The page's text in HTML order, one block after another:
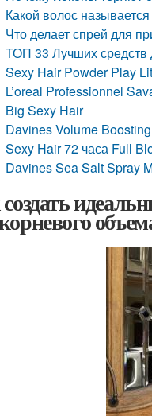
Какой волос
Что делает спрей для
ТОП 33 Лучших средств
Sexy Hair Powder Play
L’oreal Professionnel
Big Sexy Hair
Davines Volume
Sexy Hair 72 часа Full
Davines Sea Salt Spray